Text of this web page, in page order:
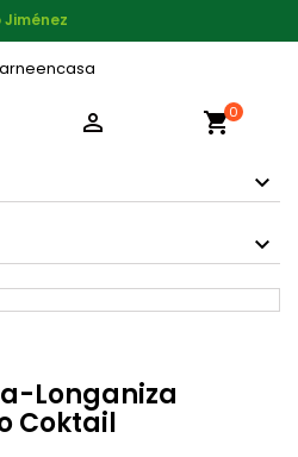
Jiménez
 shopping_cart0
Longaniza
Coktail